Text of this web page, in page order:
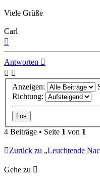
Viele Grüße
Carl
Antworten
Anzeigen:
Richtung:
4 Beiträge • Seite 1 von 1
Zurück zu „Leuchtende
Gehe zu